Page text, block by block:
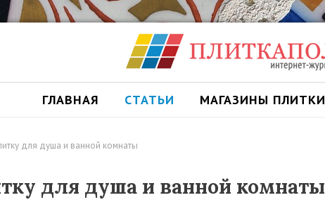
ГЛАВНАЯ СТАТЬИ МАГАЗИНЫ ПЛИТКИ
для душа и ванной комнаты
для душа и ванной комнаты